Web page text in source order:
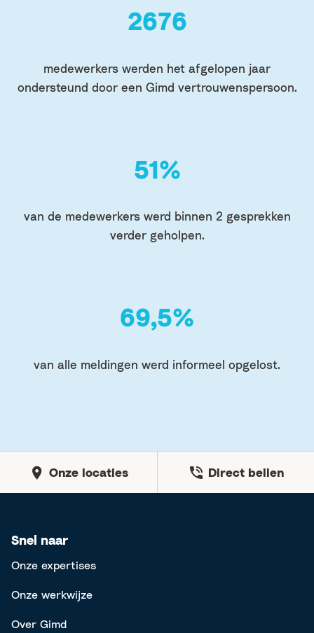
3697
medewerkers werden het afgelopen jaar
ondersteund door een Gimd vertrouwenspersoon.
70%
van de medewerkers werd binnen 2 gesprekken
verder geholpen.
95,5%
van alle meldingen werd informeel opgelost.
Onze locaties Direct bellen
Snel naar
Onze expertises
Onze werkwijze
Over Gimd